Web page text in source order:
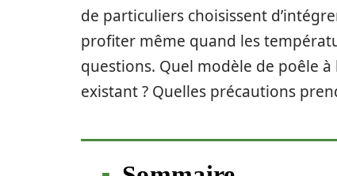
de particuliers choisissent
profiter même quand les
questions. Quel modèle de poêle à
existant ? Quelles précautions